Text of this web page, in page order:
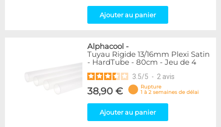
Ajouter au panier
Alphacool -
Tuyau Rigide 13/16mm Plexi Satin
- HardTube - 80cm - Jeu de 4
3.5/5 - 2 avis
38,90 €
Rupture
1 à 2 semaines de délai
Ajouter au panier